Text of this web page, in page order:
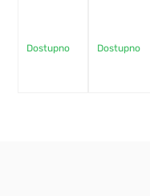
Dostupno Dostupno